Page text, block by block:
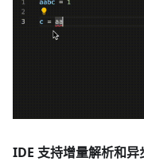
IDE 支持增量解析和异